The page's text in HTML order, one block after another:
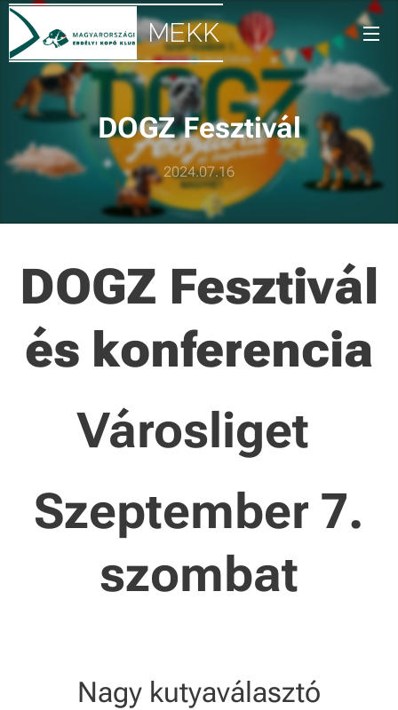
MEKK
DOGZ Fesztivál
2024.07.16
DOGZ Fesztivál
és konferencia
Városliget
Szeptember 7.
szombat
Nagy kutyaválasztó